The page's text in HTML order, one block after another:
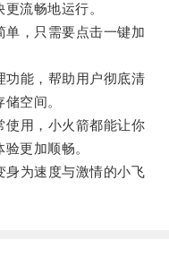
流畅地运行。
，只需要点击一键加
能，帮助用户彻底清
空间。
用，小火箭都能让你
更加顺畅。
为速度与激情的小飞